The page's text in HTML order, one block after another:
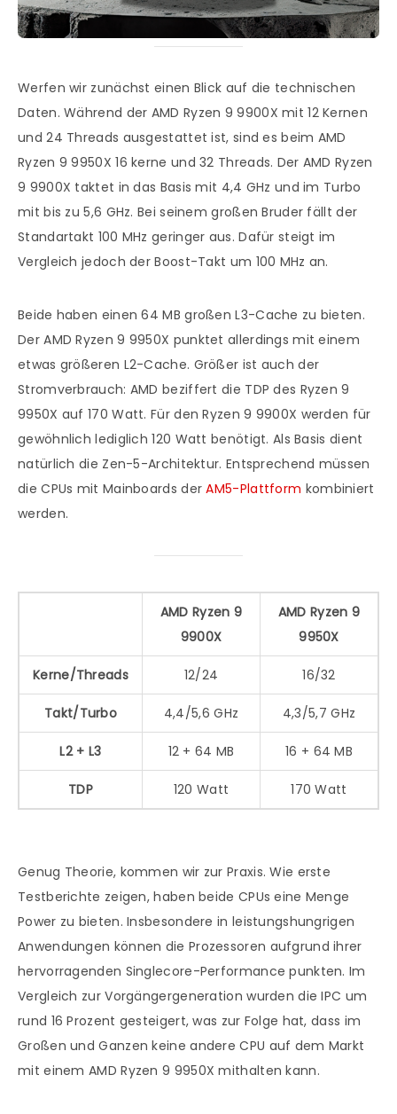
Werfen wir zunächst einen Blick auf die technischen
Daten. Während der AMD Ryzen 9 9900X mit 12 Kernen
und 24 Threads ausgestattet ist, sind es beim AMD
Ryzen 9 9950X 16 kerne und 32 Threads. Der AMD Ryzen
9 9900X taktet in das Basis mit 4,4 GHz und im Turbo
mit bis zu 5,6 GHz. Bei seinem großen Bruder fällt der
Standartakt 100 MHz geringer aus. Dafür steigt im
Vergleich jedoch der Boost-Takt um 100 MHz an.
Beide haben einen 64 MB großen L3-Cache zu bieten.
Der AMD Ryzen 9 9950X punktet allerdings mit einem
etwas größeren L2-Cache. Größer ist auch der
Stromverbrauch: AMD beziffert die TDP des Ryzen 9
9950X auf 170 Watt. Für den Ryzen 9 9900X werden für
gewöhnlich lediglich 120 Watt benötigt. Als Basis dient
natürlich die Zen-5-Architektur. Entsprechend müssen
die CPUs mit Mainboards derAM5-Plattform kombiniert
werden.
AMD Ryzen 9
9900X
AMD Ryzen 9
9950X
Kerne/Threads 12/24 16/32
Takt/Turbo 4,4/5,6 GHz 4,3/5,7 GHz
L2 + L3 12 + 64 MB 16 + 64 MB
TDP 120 Watt 170 Watt
Genug Theorie, kommen wir zur Praxis. Wie erste
Testberichte zeigen, haben beide CPUs eine Menge
Power zu bieten. Insbesondere in leistungshungrigen
Anwendungen können die Prozessoren aufgrund ihrer
hervorragenden Singlecore-Performance punkten. Im
Vergleich zur Vorgängergeneration wurden die IPC um
rund 16 Prozent gesteigert, was zur Folge hat, dass im
Großen und Ganzen keine andere CPU auf dem Markt
mit einem AMD Ryzen 9 9950X mithalten kann.